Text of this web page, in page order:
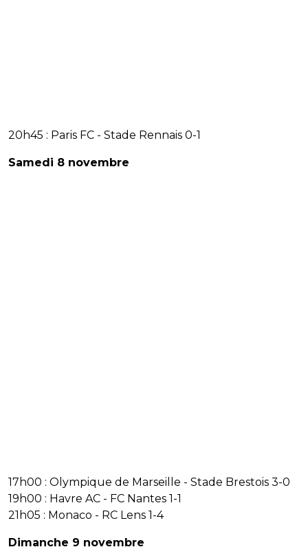
20h45 : Paris FC - Stade Rennais 0-1
Samedi 8 novembre
17h00 : Olympique de Marseille - Stade Brestois 3-0
19h00 : Havre AC - FC Nantes 1-1
21h05 : Monaco - RC Lens 1-4
Dimanche 9 novembre